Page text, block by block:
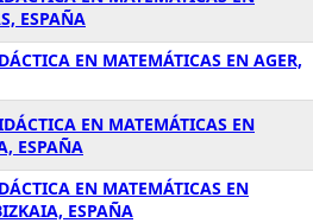
ESPAÑA
EN MATEMÁTICAS EN AGER,
EN MATEMÁTICAS EN
ESPAÑA
EN MATEMÁTICAS EN
ESPAÑA